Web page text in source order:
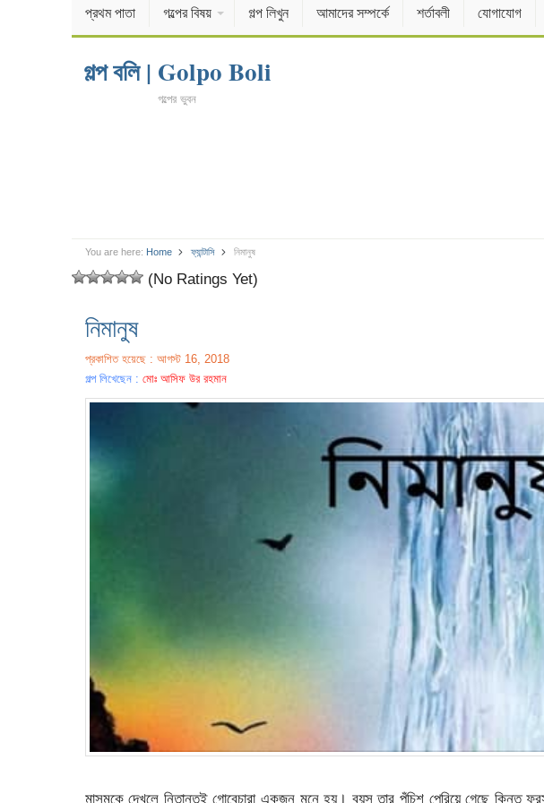
প্রথম পাতা গল্পের বিষয় গল্প লিখুন আমাদের সম্পর্কে শর্তাবলী যোগাযোগ
গল্প বলি | Golpo Boli
গল্পের ভুবন
You are here: Home ফ্যান্টাসি নিমানুষ
(No Ratings Yet)
নিমানুষ
প্রকাশিত হয়েছে : আগস্ট 16, 2018
গল্প লিখেছেন : মোঃ আসিফ উর রহমান
মাসুমকে দেখলে নিতান্তই গোবেচারা একজন মনে হয়। বয়স তার পঁচিশ পেরিয়ে গেছে কিন্তু